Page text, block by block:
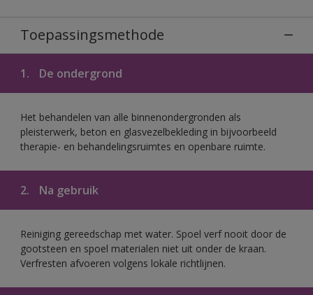
Toepassingsmethode
1. De ondergrond
Het behandelen van alle binnenondergronden als
pleisterwerk, beton en glasvezelbekleding in bijvoorbeeld
therapie- en behandelingsruimtes en openbare ruimte.
2. Na gebruik
Reiniging gereedschap met water. Spoel verf nooit door de
gootsteen en spoel materialen niet uit onder de kraan.
Verfresten afvoeren volgens lokale richtlijnen.